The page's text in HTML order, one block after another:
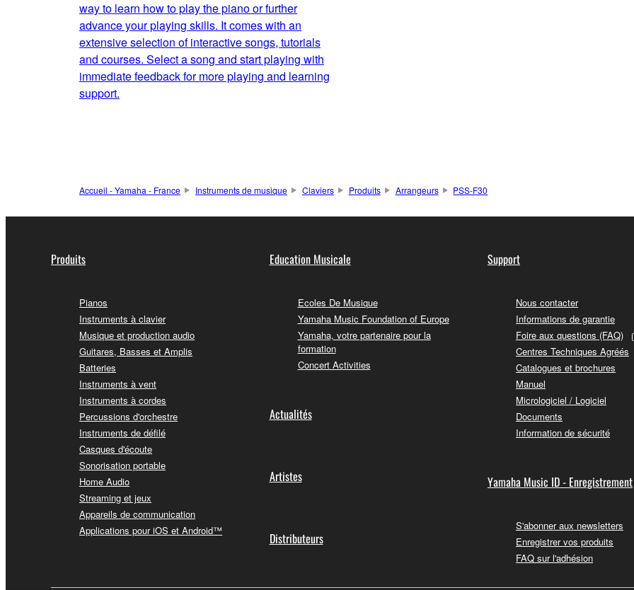
way to learn how to play the piano or further
advance your playing skills. It comes with an
extensive selection of interactive songs, tutorials
and courses. Select a song and start playing with
immediate feedback for more playing and learning
support.
Accueil - Yamaha - France Instruments de musique Claviers Produits Arrangeurs PSS-F30
Produits
Pianos
Instruments à clavier
Musique et production audio
Guitares, Basses et Amplis
Batteries
Instruments à vent
Instruments à cordes
Percussions d'orchestre
Instruments de défilé
Casques d'écoute
Sonorisation portable
Home Audio
Streaming et jeux
Appareils de communication
Applications pour iOS et Android™
Education Musicale
Ecoles De Musique
Yamaha Music Foundation of Europe
Yamaha, votre partenaire pour la
formation
Concert Activities
Actualités
Artistes
Distributeurs
Support
Nous contacter
Informations de garantie
Foire aux questions (FAQ)
Centres Techniques Agréés
Catalogues et brochures
Manuel
Micrologiciel / Logiciel
Documents
Information de sécurité
Yamaha Music ID - Enregistrement
S'abonner aux newsletters
Enregistrer vos produits
FAQ sur l'adhésion